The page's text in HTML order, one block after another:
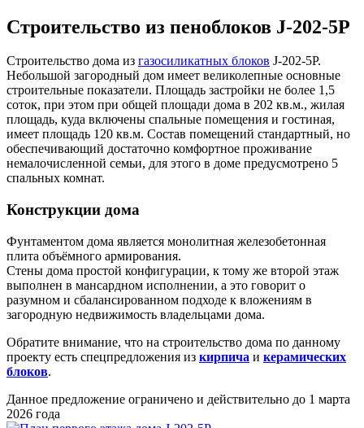
Строительство из пеноблоков J-202-5P
Строительство дома из газосиликатных блоков J-202-5P.
Небольшой загородный дом имеет великолепные основные
строительные показатели. Площадь застройки не более 1,5
соток, при этом при общей площади дома в 202 кв.м., жилая
площадь, куда включены спальные помещения и гостиная,
имеет площадь 120 кв.м. Состав помещений стандартный, но
обеспечивающий достаточно комфортное проживание
немалочисленной семьи, для этого в доме предусмотрено 5
спальных комнат.
Конструкции дома
Фунтаментом дома является монолитная железобетонная
плита объёмного армирования.
Стены дома простой конфигурации, к тому же второй этаж
выполнен в мансардном исполнении, а это говорит о
разумном и сбалансированном подходе к вложениям в
загородную недвижимость владельцами дома.
Обратите внимание, что на строительство дома по данному
проекту есть спецпредложения из кирпича и керамических
блоков.
Данное предложение ограничено и действительно до 1 марта
2026 года